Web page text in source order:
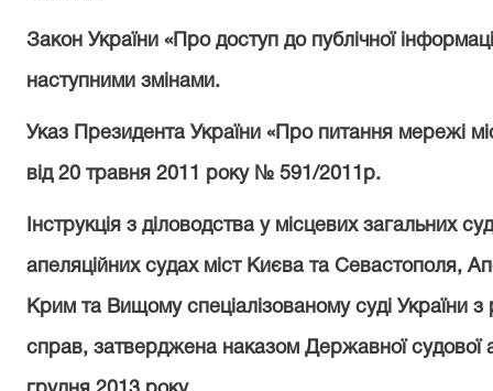
Закон України «Про доступ до публічної
наступними змінами.
Указ Президента України «Про питання мережі
від 20 травня 2011 року № 591/2011р.
Інструкція з діловодства у місцевих загальних
апеляційних судах міст Києва та Севастополя,
Крим та Вищому спеціалізованому суді України з
справ, затверджена наказом Державної судової